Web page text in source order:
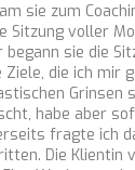
sie zum
Sitzung voller
begann sie die
Ziele, die ich mir
Grinsen
habe aber
fragte ich
Die Klientin